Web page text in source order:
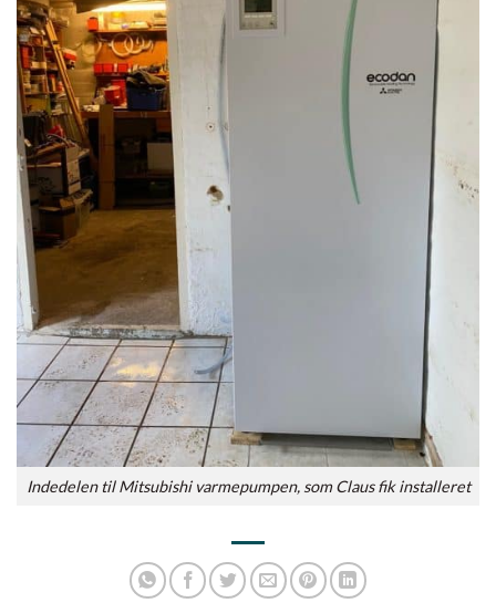
Indedelen til Mitsubishi varmepumpen, som Claus fik installeret